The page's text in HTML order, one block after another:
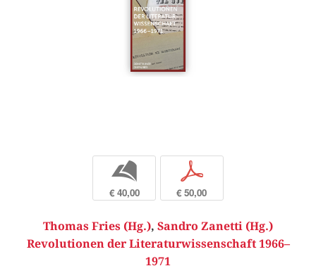
b
€ 40,00
p
€ 50,00
Thomas Fries (Hg.), Sandro Zanetti (Hg.)
Revolutionen der Literaturwissenschaft 1966–
1971